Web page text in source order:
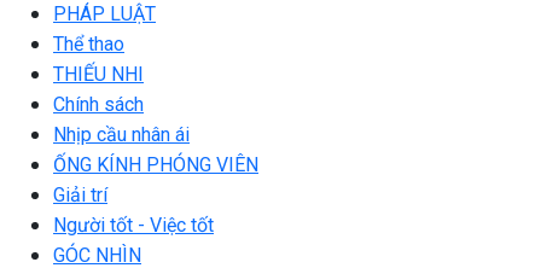
PHÁP LUẬT
Thể thao
THIẾU NHI
Chính sách
Nhịp cầu nhân ái
ỐNG KÍNH PHÓNG VIÊN
Giải trí
Người tốt - Việc tốt
GÓC NHÌN